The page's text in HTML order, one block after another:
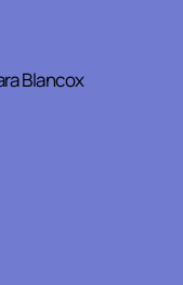
Blancox